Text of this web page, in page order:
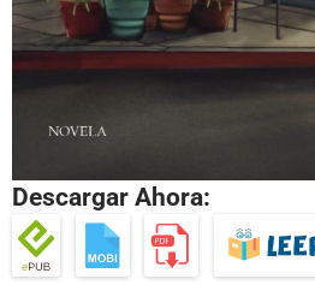
Descargar Ahora: